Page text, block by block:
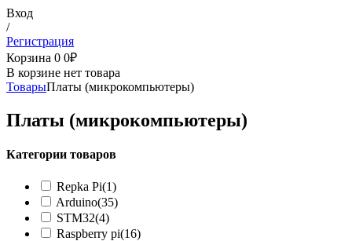
Вход
/
Регистрация
Корзина 0 0₽
В корзине нет товара
ТоварыПлаты (микрокомпьютеры)
Платы (микрокомпьютеры)
Категории товаров
Repka Pi(1)
Arduino(35)
STM32(4)
Raspberry pi(16)